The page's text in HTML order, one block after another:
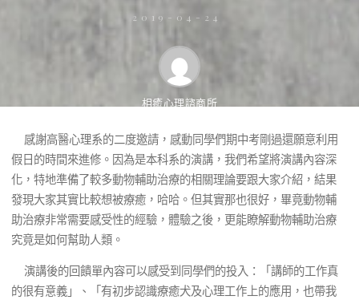
2019-04-24
相癒心理諮商所
感謝高醫心理系的二度邀請，感動同學們期中考剛過還願意利用
假日的時間來進修。
感謝高醫心理系的二度邀請，感動同學們期中考剛過還願意利用
假日的時間來進修。因為是本科系的演講，我們希望將演講內容深
化，特地準備了較多動物輔助治療的相關理論要跟大家介紹，結果
發現大家其實比較想被療癒，哈哈。但其實那也很好，畢竟動物輔
助治療非常需要感受性的經驗，體驗之後，更能瞭解動物輔助治療
究竟是如何幫助人類。
演講後的回饋單內容可以感受到同學們的投入：「講師的工作真
的很有意義」、「有初步認識療癒犬及心理工作上的應用，也帶我